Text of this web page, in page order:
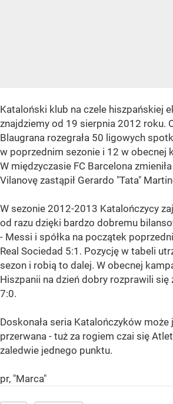
Kataloński klub na czele hiszpańskiej
znajdziemy od 19 sierpnia 2012 roku.
Blaugrana rozegrała 50 ligowych
w poprzednim sezonie i 12 w obecnej
W międzyczasie FC Barcelona
Vilanovę zastąpił Gerardo "Tata"
W sezonie 2012-2013 Katalończycy
od razu dzięki bardzo dobremu
- Messi i spółka na początek
Real Sociedad 5:1. Pozycję w tabeli
sezon i robią to dalej. W obecnej
Hiszpanii na dzień dobry rozprawili się
7:0.
Doskonała seria Katalończyków
przerwana - tuż za rogiem czai się
zaledwie jednego punktu.
pr, "Marca"